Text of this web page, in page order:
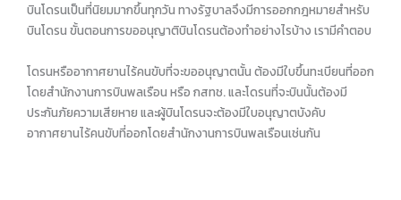
บินโดรนเป็นที่นิยมมากขึ้นทุกวัน ทางรัฐบาลจึงมีการออกกฎหมายสำหรับ
บินโดรน ขั้นตอนการขออนุญาติบินโดรนต้องทำอย่างไรบ้าง เรามีคำตอบ
โดรนหรืออากาศยานไร้คนขับที่จะขออนุญาตนั้น ต้องมีใบขึ้นทะเบียนที่ออก
โดยสำนักงานการบินพลเรือน หรือ กสทช. และโดรนที่จะบินนั้นต้องมี
ประกันภัยความเสียหาย และผู้บินโดรนจะต้องมีใบอนุญาตบังคับ
อากาศยานไร้คนขับที่ออกโดยสำนักงานการบินพลเรือนเช่นกัน